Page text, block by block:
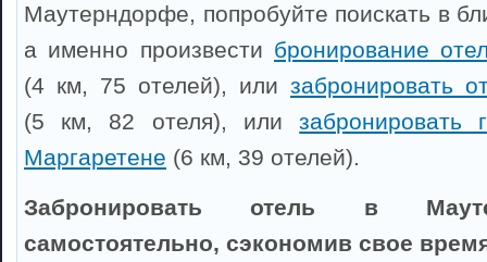
Маутерндорфе, попробуйте поискать в
а именно произвести бронирование
(4 км, 75 отелей), или забронировать
(5 км, 82 отеля), илизабронировать
Маргаретене (6 км, 39 отелей).
Забронировать отель в
самостоятельно, сэкономив свое